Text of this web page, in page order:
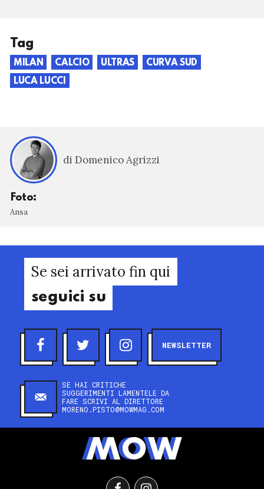
Tag
MILAN CALCIO ULTRAS
CURVA SUD
LUCA LUCCI
di Domenico Agrizzi
Foto:
Ansa
Se sei arrivato fin qui
seguici su
NEWSLETTER
SE HAI CRITICHE
SUGGERIMENTI LAMENTELE DA
FARE SCRIVI AL DIRETTORE
MORENO.PISTO@MOWMAG.COM